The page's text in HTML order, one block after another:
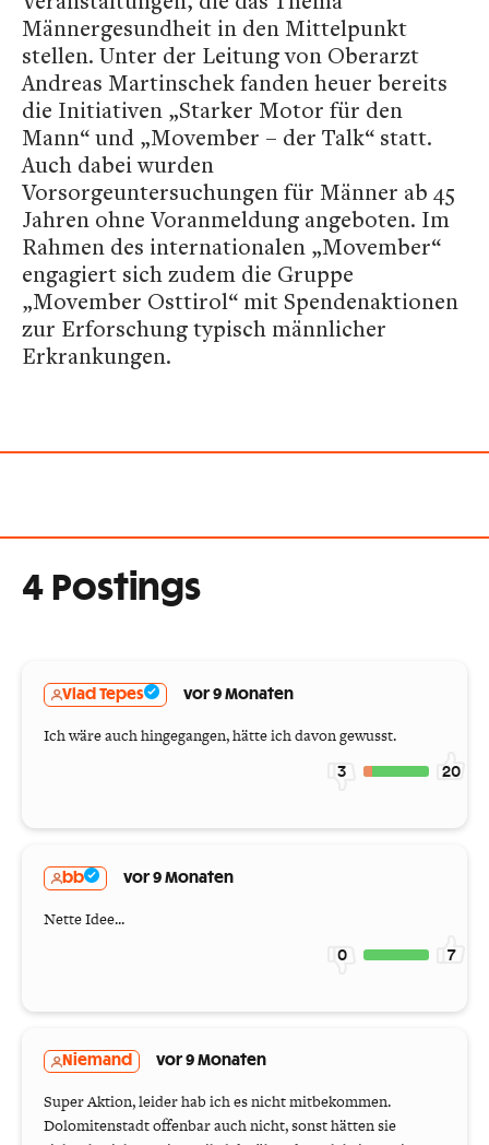
Männergesundheit in den Mittelpunkt
stellen. Unter der Leitung von Oberarzt
Andreas Martinschek fanden heuer bereits
die Initiativen „Starker Motor für den
Mann“ und „Movember – der Talk“ statt.
Auch dabei wurden
Vorsorgeuntersuchungen für Männer ab 45
Jahren ohne Voranmeldung angeboten. Im
Rahmen des internationalen „Movember“
engagiert sich zudem die Gruppe
„Movember Osttirol“ mit Spendenaktionen
zur Erforschung typisch männlicher
Erkrankungen.
4 Postings
Vlad Tepes vor 9 Monaten
Ich wäre auch hingegangen, hätte ich davon gewusst.
3 20
bb vor 9 Monaten
Nette Idee...
0 7
Niemand vor 9 Monaten
Super Aktion, leider hab ich es nicht mitbekommen.
Dolomitenstadt offenbar auch nicht, sonst hätten sie